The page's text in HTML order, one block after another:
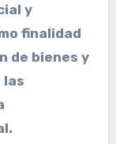
y
finalidad
de bienes y
las